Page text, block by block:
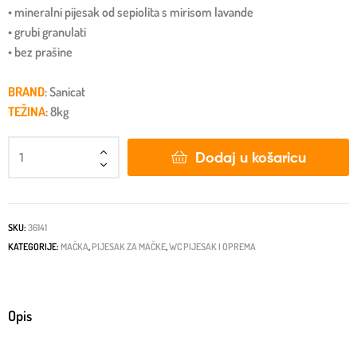
• mineralni pijesak od sepiolita s mirisom lavande
• grubi granulati
• bez prašine
BRAND: Sanicat
TEŽINA: 8kg
Dodaj u košaricu
SKU: 36141
KATEGORIJE: MAČKA, PIJESAK ZA MAČKE,WC PIJESAK I OPREMA
Opis